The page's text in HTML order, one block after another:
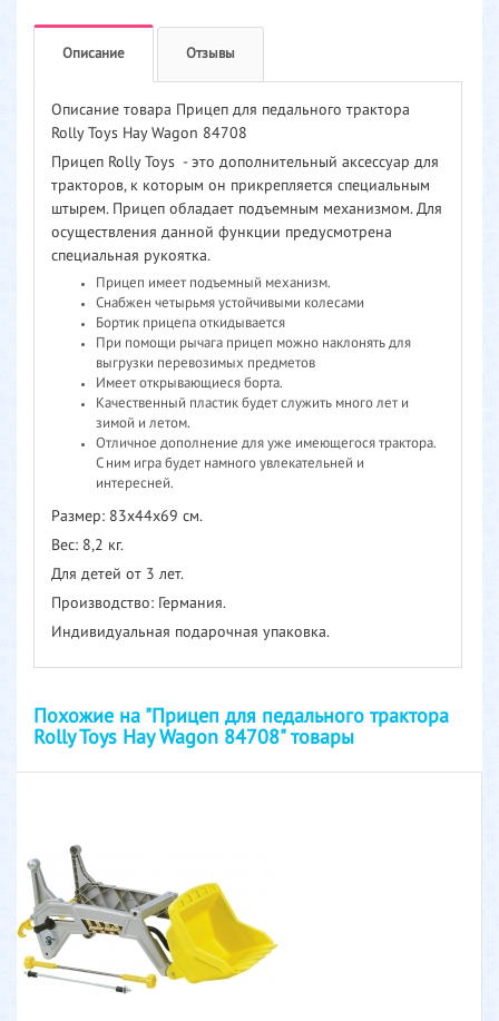
Описание Отзывы
Описание товара Прицеп для педального трактора
Rolly Toys Hay Wagon 84708
Прицеп Rolly Toys - это дополнительный аксессуар для
тракторов, к которым он прикрепляется специальным
штырем. Прицеп обладает подъемным механизмом. Для
осуществления данной функции предусмотрена
специальная рукоятка.
Прицеп имеет подъемный механизм.
Снабжен четырьмя устойчивыми колесами
Бортик прицепа откидывается
При помощи рычага прицеп можно наклонять для
выгрузки перевозимых предметов
Имеет открывающиеся борта.
Качественный пластик будет служить много лет и
зимой и летом.
Отличное дополнение для уже имеющегося трактора.
С ним игра будет намного увлекательней и
интересней.
Размер: 83х44х69 см.
Вес: 8,2 кг.
Для детей от 3 лет.
Производство: Германия.
Индивидуальная подарочная упаковка.
Похожие на "Прицеп для педального трактора
Rolly Toys Hay Wagon 84708" товары